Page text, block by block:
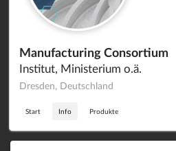
Manufacturing Consortium
Institut, Ministerium o.ä.
Dresden, Deutschland
Start Info Produkte